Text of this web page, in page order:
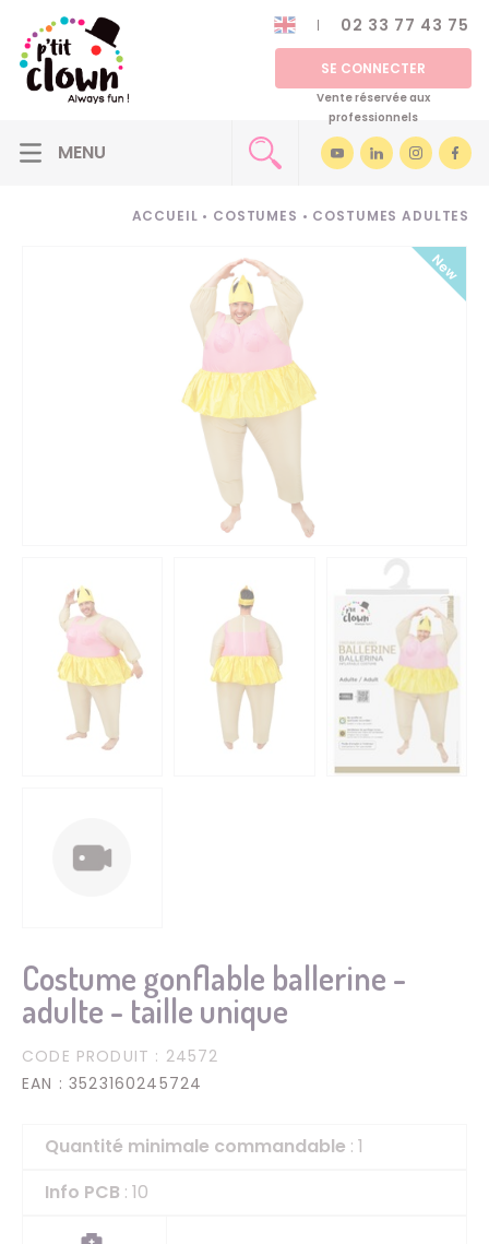
02 33 77 43 75
SE CONNECTER
Vente réservée aux
professionnels
ACCUEIL • COSTUMES • COSTUMES ADULTES
Costume gonflable ballerine -
adulte - taille unique
CODE PRODUIT : 24572
EAN : 3523160245724
Quantité minimale commandable : 1
Info PCB : 10